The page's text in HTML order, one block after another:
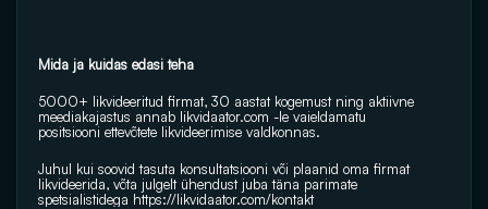
Mida ja kuidas edasi teha
5000+ likvideeritud firmat, 30 aastat kogemust ning aktiivne
meediakajastus annab likvidaator.com -le vaieldamatu
positsiooni ettevõtete likvideerimise valdkonnas.
Juhul kui soovid tasuta konsultatsiooni või plaanid oma firmat
likvideerida, võta julgelt ühendust juba täna parimate
spetsialistidega https://likvidaator.com/kontakt